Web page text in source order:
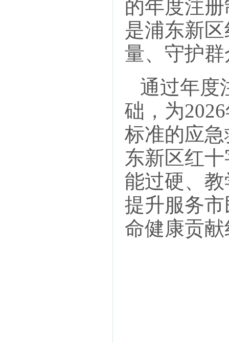
的年度注
是浦东新
量、守护
通过年度
础，为
标准的应
东新区红
能过硬、
提升服务
命健康贡